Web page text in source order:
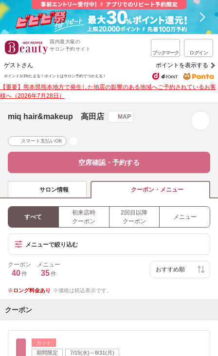
国内最大級の
サロン予約サイト
ブックマーク ログイン
ゲストさん ポイントを表示する
ポイントが1%たまる！ ポイントはサロン予約でつかえる！
【重要】熊本県熊本地方で発生した地震の影響のある地域へご予約されているお客
様へ（2026年7月28日）
miq hair&makeup 高田店 MAP
スマート支払いOK
空席確認・予約する
サロン情報 クーポン・メニュー
すべて
初来店時
クーポン
2回目以降
クーポン
メニュー
メニューで絞り込む
クーポン
40件
メニュー
35件
ロング料金あり 価格は税込表示です。
クーポン
カット
期間限定 7/15(水)～8/31(月)